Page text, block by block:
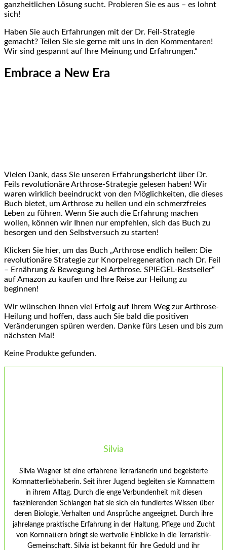
ganzheitlichen Lösung sucht.⁣ Probieren Sie⁣ es aus​ – es lohnt
sich!
Haben Sie auch Erfahrungen mit der Dr. Feil-Strategie
gemacht? Teilen Sie sie gerne mit uns in den Kommentaren!
Wir sind gespannt auf Ihre Meinung und Erfahrungen.“
Embrace a New Era
Vielen Dank, dass Sie​ unseren ‍Erfahrungsbericht⁢ über Dr.
Feils revolutionäre Arthrose-Strategie gelesen haben! Wir
waren wirklich beeindruckt von⁢ den Möglichkeiten, die dieses
Buch bietet, um Arthrose zu heilen⁢ und ein schmerzfreies
Leben zu führen. Wenn Sie auch die Erfahrung ‌machen
wollen,‍ können wir Ihnen nur empfehlen, sich das Buch zu
besorgen und den Selbstversuch zu ⁤starten!
Klicken Sie hier,​ um das Buch „Arthrose endlich heilen: Die
revolutionäre Strategie zur Knorpelregeneration nach Dr. ‍Feil
– Ernährung & Bewegung bei Arthrose. SPIEGEL-Bestseller“
auf Amazon zu kaufen und Ihre Reise ⁤zur ‍Heilung zu
beginnen!
Wir wünschen⁣ Ihnen viel Erfolg ⁢auf Ihrem Weg zur Arthrose-
Heilung und hoffen, dass auch Sie bald die positiven
Veränderungen spüren werden. Danke fürs Lesen⁤ und bis zum
nächsten Mal!
Keine Produkte gefunden.
Silvia
Silvia Wagner ist eine erfahrene Terrarianerin und begeisterte
Kornnatterliebhaberin. Seit ihrer Jugend begleiten sie Kornnattern
in ihrem Alltag. Durch die enge Verbundenheit mit diesen
faszinierenden Schlangen hat sie sich ein fundiertes Wissen über
deren Biologie, Verhalten und Ansprüche angeeignet. Durch ihre
jahrelange praktische Erfahrung in der Haltung, Pflege und Zucht
von Kornnattern bringt sie wertvolle Einblicke in die Terraristik-
Gemeinschaft. Silvia ist bekannt für ihre Geduld und ihr